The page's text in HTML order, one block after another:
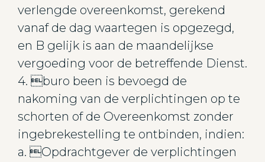
verlengde overeenkomst, gerekend
vanaf de dag waartegen is opgezegd,
en B gelijk is aan de maandelijkse
vergoeding voor de betreffende Dienst.
4. buro been is bevoegd de
nakoming van de verplichtingen op te
schorten of de Overeenkomst zonder
ingebrekestelling te ontbinden, indien:
a. Opdrachtgever de verplichtingen